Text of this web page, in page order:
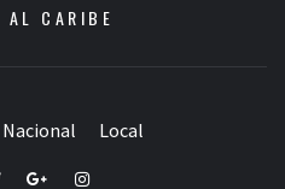
AL CARIBE
Nacional Local
Google+Instagram